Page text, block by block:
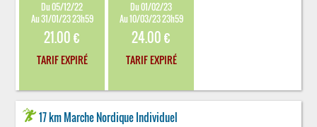
Du 05/12/22
Au 31/01/23 23h59
21.00 €
TARIF EXPIRÉ
Du 01/02/23
Au 10/03/23 23h59
24.00 €
TARIF EXPIRÉ
17 km Marche Nordique Individuel